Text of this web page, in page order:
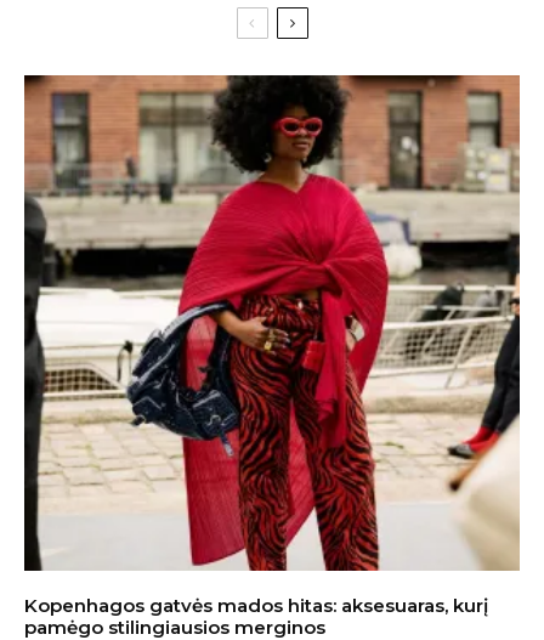
Kopenhagos gatvės mados hitas: aksesuaras, kurį
pamėgo stilingiausios merginos